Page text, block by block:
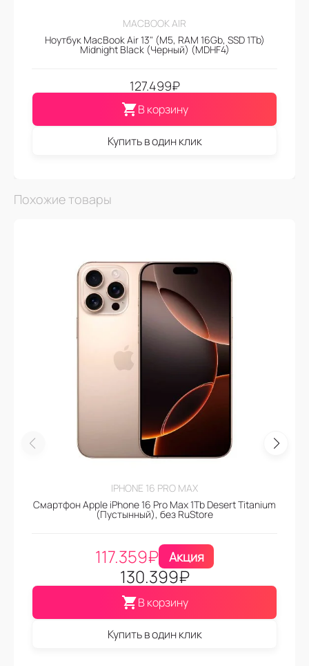
MACBOOK AIR
Ноутбук MacBook Air 13" (M5, RAM 16Gb, SSD 1Tb)
Midnight Black (Черный) (MDHF4)
127.499₽
В корзину
Купить в один клик
Похожие товары
IPHONE 16 PRO MAX
Смартфон Apple iPhone 16 Pro Max 1Tb Desert Titanium
(Пустынный), без RuStore
117.359₽ Акция
130.399₽
В корзину
Купить в один клик